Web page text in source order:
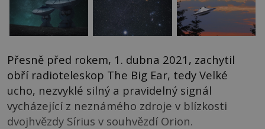
Přesně před rokem, 1. dubna 2021, zachytil
obří radioteleskop The Big Ear, tedy Velké
ucho, nezvyklé silný a pravidelný signál
vycházející z neznámého zdroje v blízkosti
dvojhvězdy Sírius v souhvězdí Orion.